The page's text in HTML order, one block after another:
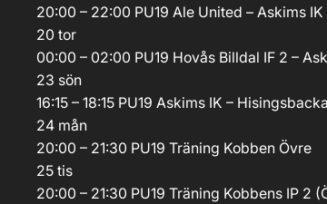
20:00 – 22:00 PU19 Ale United – Askims IK
20 tor
00:00 – 02:00 PU19 Hovås Billdal IF 2 –
23 sön
16:15 – 18:15 PU19 Askims IK –
24 mån
20:00 – 21:30 PU19 Träning Kobben Övre
25 tis
20:00 – 21:30 PU19 Träning Kobbens IP 2